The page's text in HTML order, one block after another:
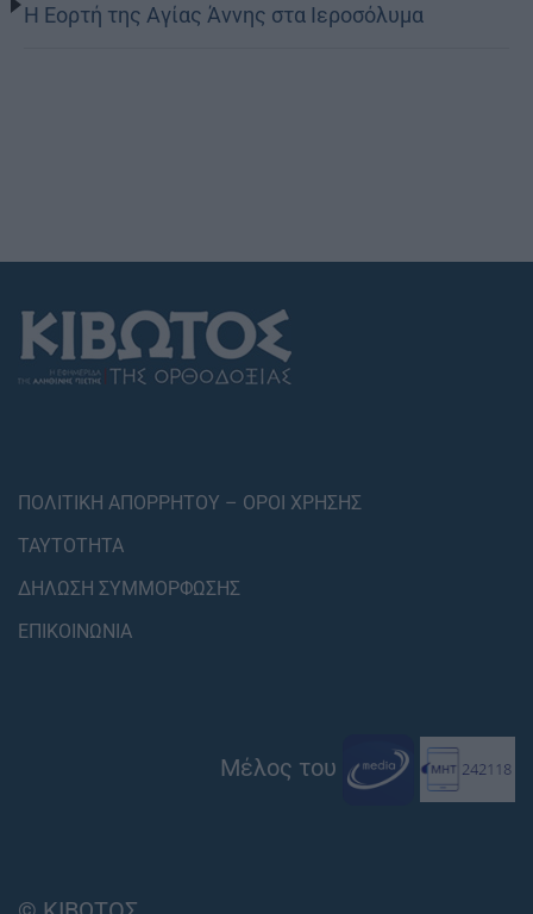
Η Εορτή της Αγίας Άννης στα Ιεροσόλυμα
ΠΟΛΙΤΙΚΗ ΑΠΟΡΡΗΤΟΥ – ΟΡΟΙ ΧΡΗΣΗΣ
ΤΑΥΤΟΤΗΤΑ
ΔΗΛΩΣΗ ΣΥΜΜΟΡΦΩΣΗΣ
ΕΠΙΚΟΙΝΩΝΙΑ
Μέλος του